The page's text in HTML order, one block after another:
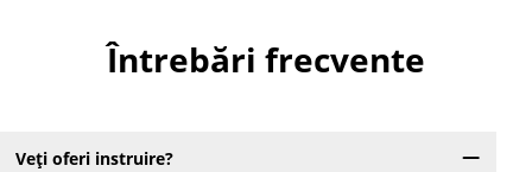
Întrebări frecvente
Veți oferi instruire?